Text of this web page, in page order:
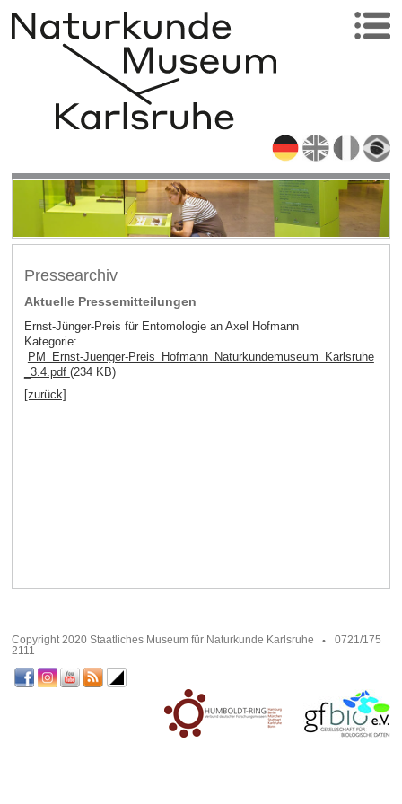
Pressearchiv
Aktuelle Pressemitteilungen
Ernst-Jünger-Preis für Entomologie an Axel Hofmann
Kategorie:
PM_Ernst-Juenger-Preis_Hofmann_Naturkundemuseum_Karlsruhe
_3.4.pdf (234 KB)
[zurück]
Copyright 2020 Staatliches Museum für Naturkunde Karlsruhe
0721/175
2111